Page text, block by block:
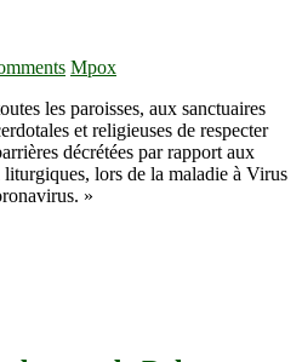
Mpox
les paroisses, aux sanctuaires
et religieuses de respecter
décrétées par rapport aux
lors de la maladie à Virus
»